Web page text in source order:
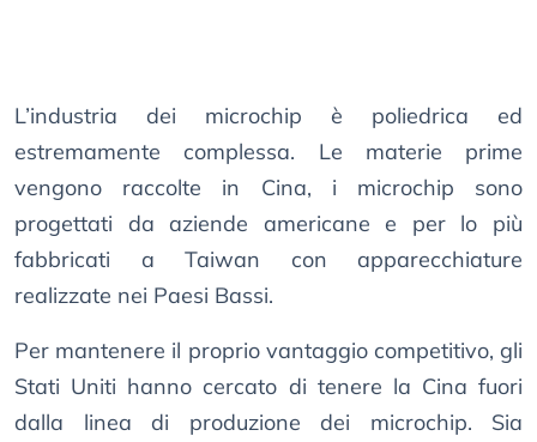
L’industria dei microchip è poliedrica ed
estremamente complessa. Le materie prime
vengono raccolte in Cina, i microchip sono
progettati da aziende americane e per lo più
fabbricati a Taiwan con apparecchiature
realizzate nei Paesi Bassi.
Per mantenere il proprio vantaggio competitivo, gli
Stati Uniti hanno cercato di tenere la Cina fuori
dalla linea di produzione dei microchip. Sia